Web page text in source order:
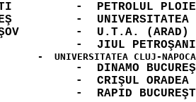
-  PETROLUL
-  UNIVERSITATEA
BRAŞOV        -  U.T.A.
-  DINAMO
-  CRIŞUL